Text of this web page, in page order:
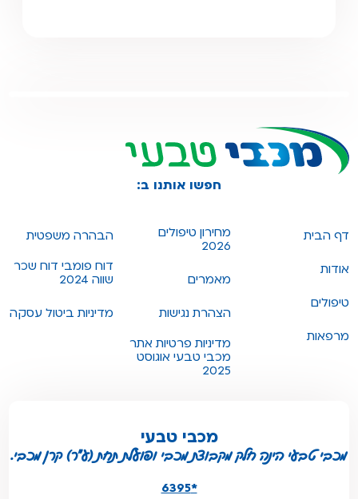
חפשו אותנו ב:
דף הבית
אודות
טיפולים
מרפאות
מחירון טיפולים
2026
מאמרים
הצהרת נגישות
מדיניות פרטיות אתר
מכבי טבעי אוגוסט
2025
הבהרה משפטית
דוח פומבי דוח שכר
שווה 2024
מדיניות ביטול עסקה
מכבי טבעי
מכבי טבעי הינה חלק מקבוצת מכבי ופועלת תחת (ע"ר) קרן מכבי.
*6395